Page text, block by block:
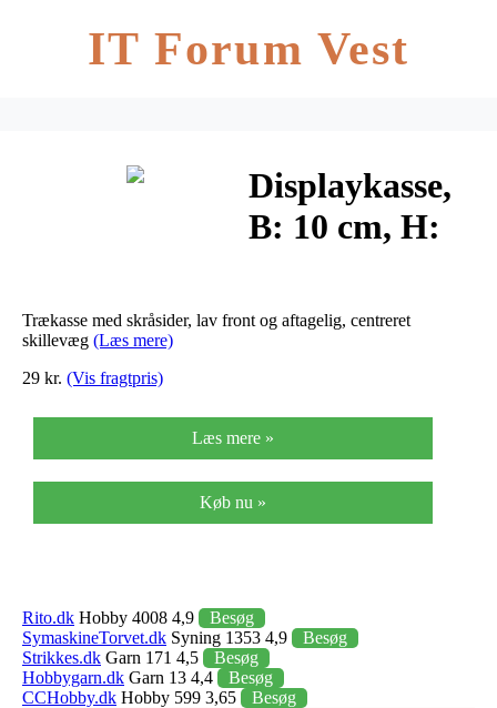
IT Forum Vest
Displaykasse,
B: 10 cm, H:
krydsfiner,
Trækasse med skråsider, lav front og aftagelig, centreret
skillevæg (Læs mere)
29 kr. (Vis fragtpris)
Læs mere »
Køb nu »
Rito.dk Hobby 4008 4,9
Besøg
SymaskineTorvet.dk Syning 1353 4,9
Besøg
Strikkes.dk Garn 171 4,5
Besøg
Hobbygarn.dk Garn 13 4,4
Besøg
CCHobby.dk Hobby 599 3,65
Besøg